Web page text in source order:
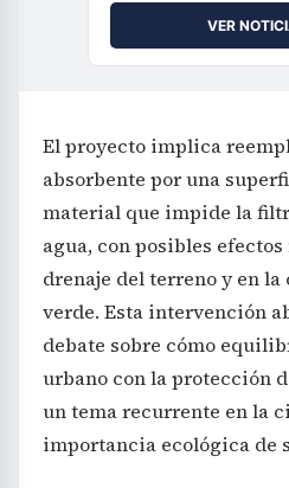
VER
El proyecto implica
absorbente por una
material que impide la
agua, con posibles
drenaje del terreno y en
verde. Esta intervención
debate sobre cómo
urbano con la protección
un tema recurrente en la
importancia ecológica de